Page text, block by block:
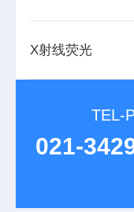
X射线荧光
TEL-
021-